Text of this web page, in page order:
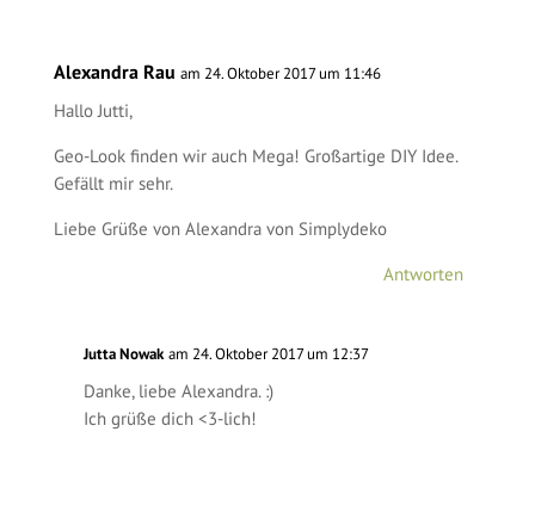
Alexandra Rau am 24. Oktober 2017 um 11:46
Hallo Jutti,
Geo-Look finden wir auch Mega! Großartige DIY Idee.
Gefällt mir sehr.
Liebe Grüße von Alexandra von Simplydeko
Antworten
Jutta Nowak am 24. Oktober 2017 um 12:37
Danke, liebe Alexandra. :)
Ich grüße dich <3-lich!